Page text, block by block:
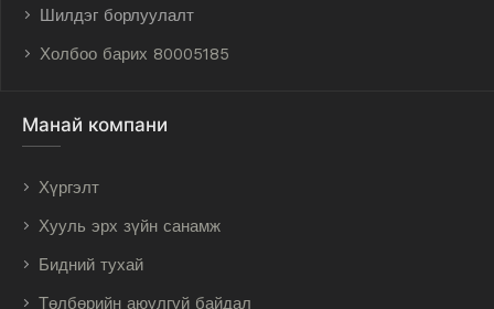
Шилдэг борлуулалт
Холбоо барих 80005185
Манай компани
Хүргэлт
Хууль эрх зүйн санамж
Бидний тухай
Төлбөрийн аюулгүй байдал